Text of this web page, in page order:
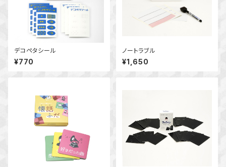
デコペタシール
¥770
ノートラブル
¥1,650